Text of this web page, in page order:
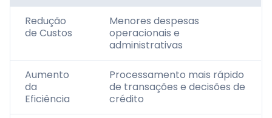
Redução
de Custos
Menores despesas
operacionais e
administrativas
Aumento
da
Eficiência
Processamento mais rápido
de transações e decisões de
crédito